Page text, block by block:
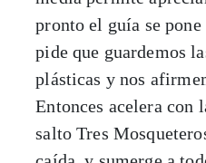
pronto el guía se
pide que guardemos
plásticas y nos
Entonces acelera con
salto Tres